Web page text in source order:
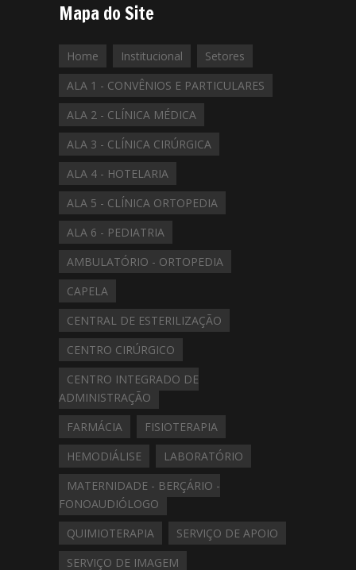
Mapa do Site
Home Institucional
Setores
ALA 1 - CONVÊNIOS E PARTICULARES
ALA 2 - CLÍNICA MÉDICA
ALA 3 - CLÍNICA CIRÚRGICA
ALA 4 - HOTELARIA
ALA 5 - CLÍNICA ORTOPEDIA
ALA 6 - PEDIATRIA
AMBULATÓRIO - ORTOPEDIA
CAPELA
CENTRAL DE ESTERILIZAÇÃO
CENTRO CIRÚRGICO
CENTRO INTEGRADO DE
ADMINISTRAÇÃO
FARMÁCIA
FISIOTERAPIA
HEMODIÁLISE
LABORATÓRIO
MATERNIDADE - BERÇÁRIO -
FONOAUDIÓLOGO
QUIMIOTERAPIA
SERVIÇO DE APOIO
SERVIÇO DE IMAGEM